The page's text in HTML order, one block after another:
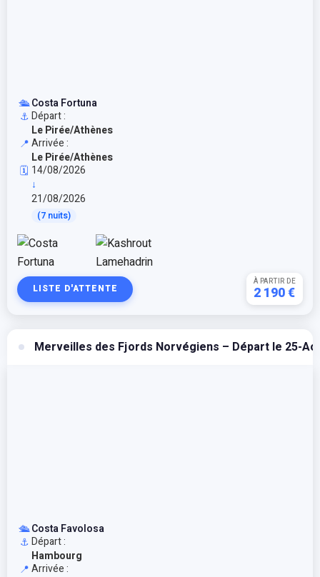
🛳️Costa Fortuna
⚓Départ :
Le Pirée/Athènes
📍Arrivée :
Le Pirée/Athènes
🗓️ 14/08/2026
↓
21/08/2026
(7 nuits)
LISTE D'ATTENTE
À PARTIR DE
2 190 €
Merveilles des Fjords Norvégiens – Départ le 25-
🛳️Costa Favolosa
⚓Départ :
Hambourg
📍Arrivée :